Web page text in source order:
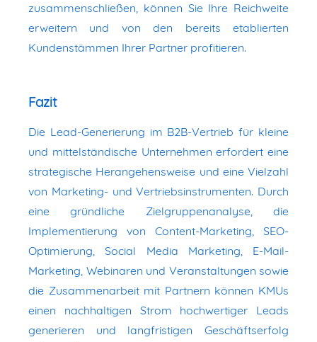
zusammenschließen, können Sie Ihre Reichweite
erweitern und von den bereits etablierten
Kundenstämmen Ihrer Partner profitieren.
Fazit
Die Lead-Generierung im B2B-Vertrieb für kleine
und mittelständische Unternehmen erfordert eine
strategische Herangehensweise und eine Vielzahl
von Marketing- und Vertriebsinstrumenten. Durch
eine gründliche Zielgruppenanalyse, die
Implementierung von Content-Marketing, SEO-
Optimierung, Social Media Marketing, E-Mail-
Marketing, Webinaren und Veranstaltungen sowie
die Zusammenarbeit mit Partnern können KMUs
einen nachhaltigen Strom hochwertiger Leads
generieren und langfristigen Geschäftserfolg